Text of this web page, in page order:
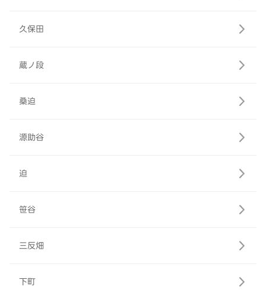
久保田
蔵ノ段
桑迫
源助谷
迫
笹谷
三反畑
下町